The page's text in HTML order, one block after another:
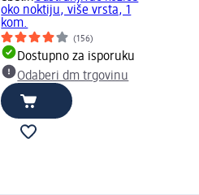
oko noktiju, više vrsta, 1
kom.
(156)
Dostupno za isporuku
Odaberi dm trgovinu